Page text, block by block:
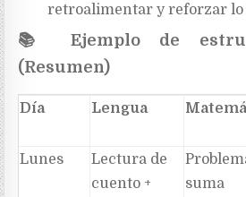
retroalimentar y reforzar lo
📚
Ejemplo de
(Resumen)
Día Lengua
Lunes
Lectura de
cuento +
suma